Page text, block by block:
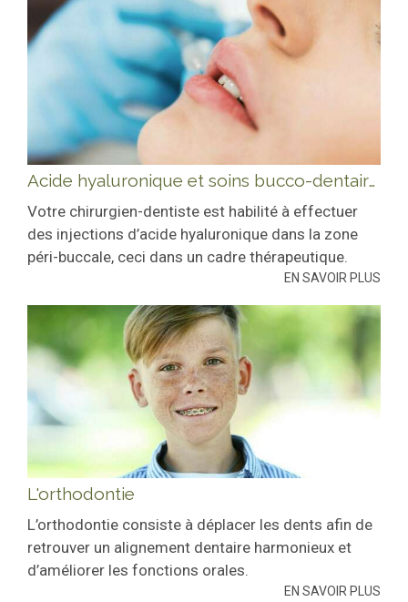
Acide hyaluronique et soins bucco-dentaires
Votre chirurgien-dentiste est habilité à effectuer
des injections d’acide hyaluronique dans la zone
péri-buccale, ceci dans un cadre thérapeutique.
EN SAVOIR PLUS
L'orthodontie
L’orthodontie consiste à déplacer les dents afin de
retrouver un alignement dentaire harmonieux et
d’améliorer les fonctions orales.
EN SAVOIR PLUS